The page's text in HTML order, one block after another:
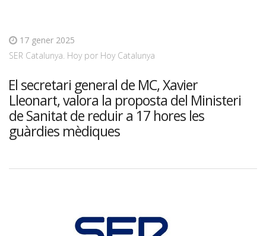
17 gener 2025
SER Catalunya. Hoy por Hoy Catalunya
El secretari general de MC, Xavier
Lleonart, valora la proposta del Ministeri
de Sanitat de reduir a 17 hores les
guàrdies mèdiques